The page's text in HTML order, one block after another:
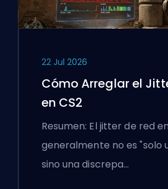
22 Jul 2026
Cómo Arreglar el
en CS2
Resumen: El jitter de red
generalmente no es "solo
sino una discrepa…